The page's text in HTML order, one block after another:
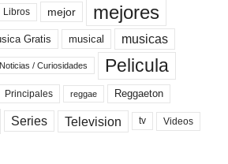
Libros mejor mejores
Gratis musical musicas
Noticias / Curiosidades Pelicula
Principales reggae Reggaeton
Series Television tv Videos